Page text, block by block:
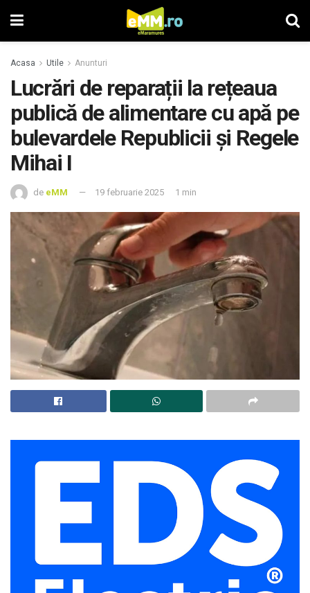
Acasa Utile Anunturi
Lucrări de reparații la rețeaua
publică de alimentare cu apă pe
bulevardele Republicii și Regele
Mihai I
de eMM 19 februarie 2025 1 min